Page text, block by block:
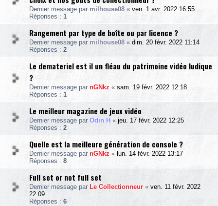
Dernier message par milhouse08 « ven. 1 avr. 2022 16:55
Réponses : 1
Rangement par type de boîte ou par licence ?
Dernier message par milhouse08 « dim. 20 févr. 2022 11:14
Réponses : 2
Le demateriel est il un fléau du patrimoine vidéo ludique
?
Dernier message par nGNkz « sam. 19 févr. 2022 12:18
Réponses : 1
Le meilleur magazine de jeux vidéo
Dernier message par Odin H « jeu. 17 févr. 2022 12:25
Réponses : 2
Quelle est la meilleure génération de console ?
Dernier message par nGNkz « lun. 14 févr. 2022 13:17
Réponses : 8
Full set or not full set
Dernier message par Le Collectionneur « ven. 11 févr. 2022
22:09
Réponses : 6